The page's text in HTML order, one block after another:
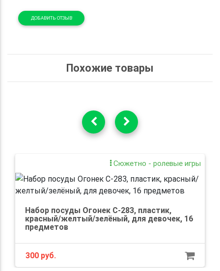
ДОБАВИТЬ ОТЗЫВ
Похожие товары
Сюжетно - ролевые игры
Набор посуды Огонек С-283, пластик,
красный/желтый/зелёный, для девочек, 16
предметов
300 руб.